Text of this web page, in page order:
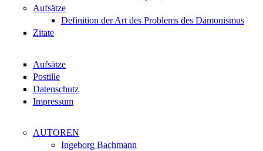
Aufsätze
Definition der Art des Problems des Dämonismus
Zitate
Aufsätze
Postille
Datenschutz
Impressum
AUTOREN
Ingeborg Bachmann